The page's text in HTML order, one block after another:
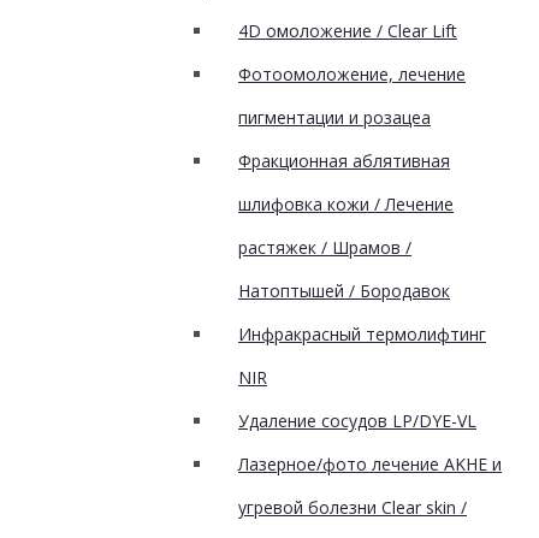
4D омоложение / Clear Lift
Фотоомоложение, лечение
пигментации и розацеа
Фракционная аблятивная
шлифовка кожи / Лечение
растяжек / Шрамов /
Натоптышей / Бородавок
Инфракрасный термолифтинг
NIR
Удаление сосудов LP/DYE-VL
Лазерное/фото лечение AKHE и
угревой болезни Clear skin /